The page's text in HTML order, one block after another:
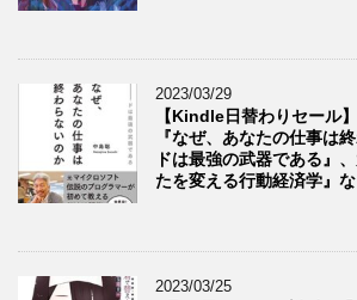
2023/03/29
【Kindle日替わりセール
『なぜ、あなたの仕事は
ドは最強の武器である』
たを変える行動経済学』
2023/03/25